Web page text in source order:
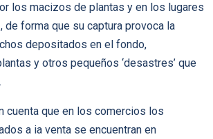
los macizos de plantas y en los lugares
forma que su captura provoca la
depositados en el fondo,
y otros pequeños ‘desastres’ que
cuenta que en los comercios los
a ia venta se encuentran en